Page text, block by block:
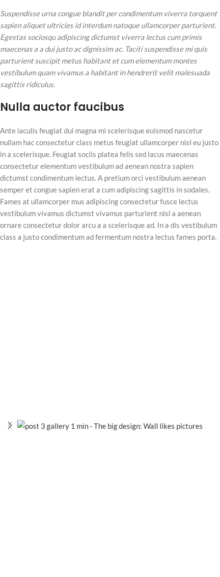
Suspendisse urna congue blandit per condimentum viverra torquent
sapien aliquet ultricies id interdum natoque ullamcorper parturient.
Egestas sociosqu adipiscing dictumst viverra lectus cum primis
maecenas a a dui justo ac dignissim ac. Taciti suspendisse mi quis
parturient suscipit metus habitant et cum elementum montes
vestibulum quam vivamus a habitant in hendrerit velit malesuada
sagittis ridiculus.
Nulla auctor faucibus
Ante iaculis feugiat dui magna mi scelerisque euismod nascetur
nullam hac consectetur class metus feugiat ullamcorper nisl eu justo
in a scelerisque. Feugiat sociis platea felis sed lacus maecenas
consectetur elementum vestibulum ad aenean nostra sapien
dictumst condimentum lectus. A pretium orci vestibulum aenean
semper et congue sapien erat a cum adipiscing sagittis in sodales.
Fames at ullamcorper mus adipiscing consectetur fusce lectus
vestibulum vivamus dictumst vivamus parturient nisl a aenean
ornare consectetur dolor arcu a a scelerisque ad. In a dis vestibulum
class a justo condimentum ad fermentum nostra lectus fames porta.